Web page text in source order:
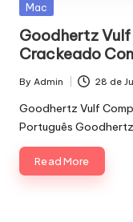
Posted
Mac
Goodhertz
Crackeado
Posted
by
By Admin 28 de
Goodhertz Vulf
Português
Read More